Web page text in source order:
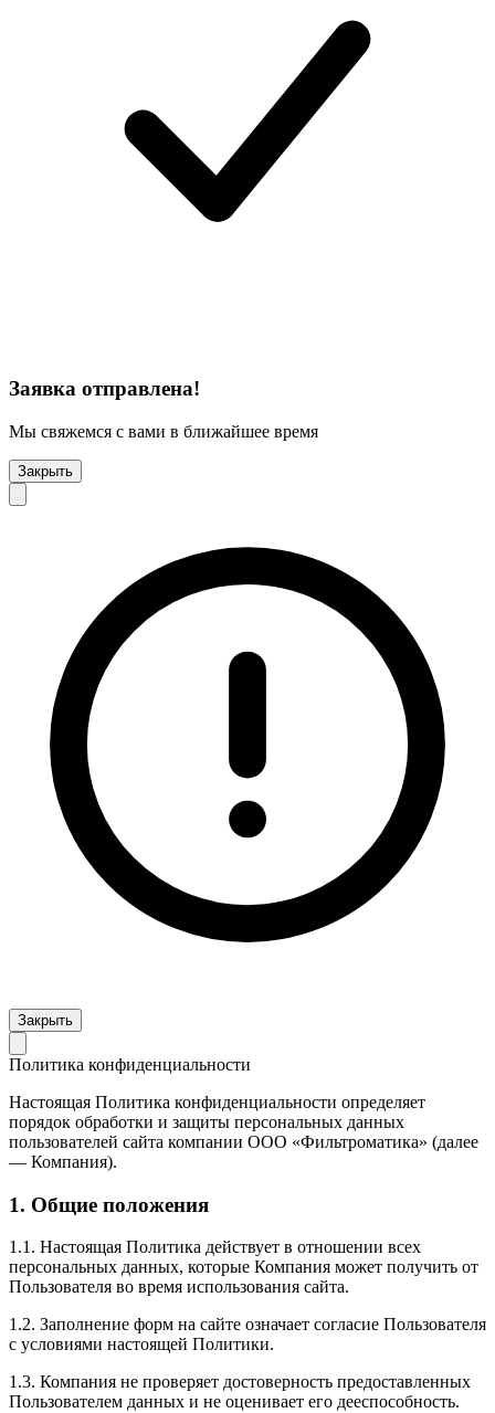
Заявка отправлена!
Мы свяжемся с вами в ближайшее время
Закрыть
Закрыть
Политика конфиденциальности
Настоящая Политика конфиденциальности определяет
порядок обработки и защиты персональных данных
пользователей сайта компании ООО «Фильтроматика» (далее
— Компания).
1. Общие положения
1.1. Настоящая Политика действует в отношении всех
персональных данных, которые Компания может получить от
Пользователя во время использования сайта.
1.2. Заполнение форм на сайте означает согласие Пользователя
с условиями настоящей Политики.
1.3. Компания не проверяет достоверность предоставленных
Пользователем данных и не оценивает его дееспособность.